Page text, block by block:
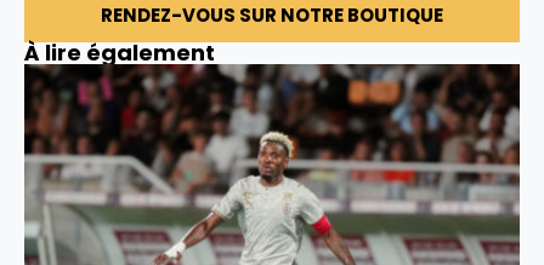
RENDEZ-VOUS SUR NOTRE BOUTIQUE
À lire également